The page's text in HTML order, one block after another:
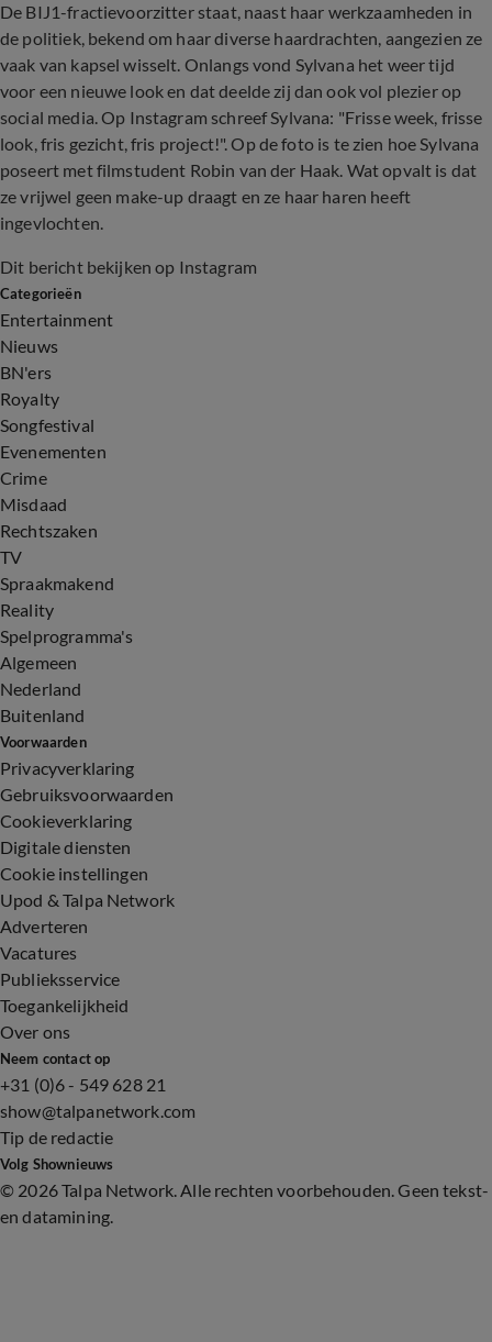
De BIJ1-fractievoorzitter staat, naast haar werkzaamheden in
de politiek, bekend om haar diverse haardrachten, aangezien ze
vaak van kapsel wisselt. Onlangs vond Sylvana het weer tijd
voor een nieuwe look en dat deelde zij dan ook vol plezier op
social media. Op Instagram schreef Sylvana: "Frisse week, frisse
look, fris gezicht, fris project!". Op de foto is te zien hoe Sylvana
poseert met filmstudent Robin van der Haak. Wat opvalt is dat
ze vrijwel geen make-up draagt en ze haar haren heeft
ingevlochten.
Dit bericht bekijken op Instagram
Categorieën
Entertainment
Nieuws
BN'ers
Royalty
Songfestival
Evenementen
Crime
Misdaad
Rechtszaken
TV
Spraakmakend
Reality
Spelprogramma's
Algemeen
Nederland
Buitenland
Voorwaarden
Privacyverklaring
Gebruiksvoorwaarden
Cookieverklaring
Digitale diensten
Cookie instellingen
Upod & Talpa Network
Adverteren
Vacatures
Publieksservice
Toegankelijkheid
Over ons
Neem contact op
+31 (0)6 - 549 628 21
show@talpanetwork.com
Tip de redactie
Volg Shownieuws
© 2026 Talpa Network. Alle rechten voorbehouden. Geen tekst-
en datamining.